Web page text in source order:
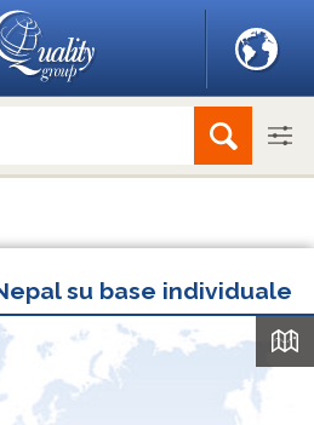
su base individuale